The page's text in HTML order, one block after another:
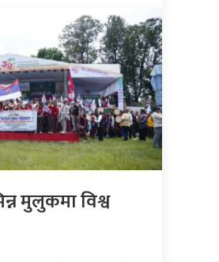
मुलुकमा विश्व